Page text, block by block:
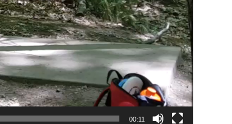
00:11